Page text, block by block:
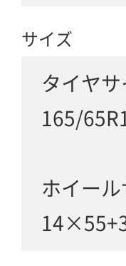
サイズ
タイヤサ
165/
ホイール